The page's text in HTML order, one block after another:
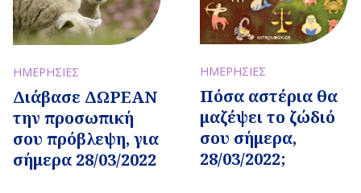
ΗΜΕΡΗΣΙΕΣ
Διάβασε ΔΩΡΕΑΝ
την προσωπική
σου πρόβλεψη, για
σήμερα 28/03/2022
ΗΜΕΡΗΣΙΕΣ
Πόσα αστέρια θα
μαζέψει το ζώδιό
σου σήμερα,
28/03/2022;